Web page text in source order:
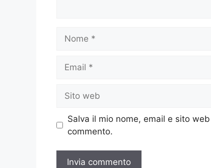
web
Salva il mio nome, email e sito
commento.